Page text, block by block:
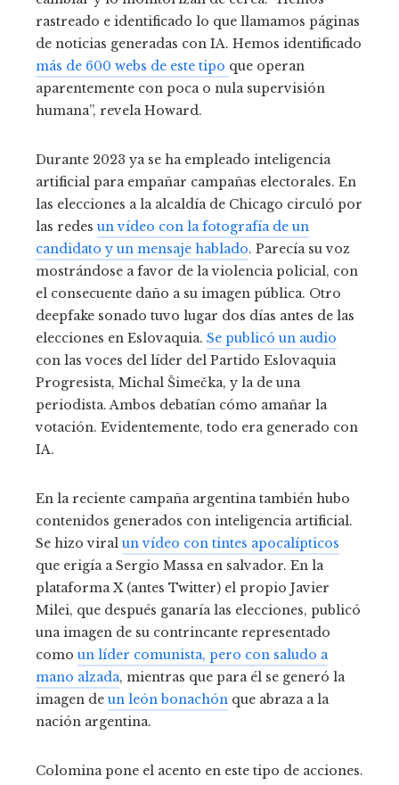
rastreado e identificado lo que llamamos páginas
de noticias generadas con IA. Hemos identificado
más de 600 webs de este tipo que operan
aparentemente con poca o nula supervisión
humana”, revela Howard.
Durante 2023 ya se ha empleado inteligencia
artificial para empañar campañas electorales. En
las elecciones a la alcaldía de Chicago circuló por
las redes un vídeo con la fotografía de un
candidato y un mensaje hablado. Parecía su voz
mostrándose a favor de la violencia policial, con
el consecuente daño a su imagen pública. Otro
deepfake sonado tuvo lugar dos días antes de las
elecciones en Eslovaquia. Se publicó un audio
con las voces del líder del Partido Eslovaquia
Progresista, Michal Šimečka, y la de una
periodista. Ambos debatían cómo amañar la
votación. Evidentemente, todo era generado con
IA.
En la reciente campaña argentina también hubo
contenidos generados con inteligencia artificial.
Se hizo viral un vídeo con tintes apocalípticos
que erigía a Sergio Massa en salvador. En la
plataforma X (antes Twitter) el propio Javier
Milei, que después ganaría las elecciones, publicó
una imagen de su contrincante representado
como un líder comunista, pero con saludo a
mano alzada, mientras que para él se generó la
imagen de un león bonachón que abraza a la
nación argentina.
Colomina pone el acento en este tipo de acciones.